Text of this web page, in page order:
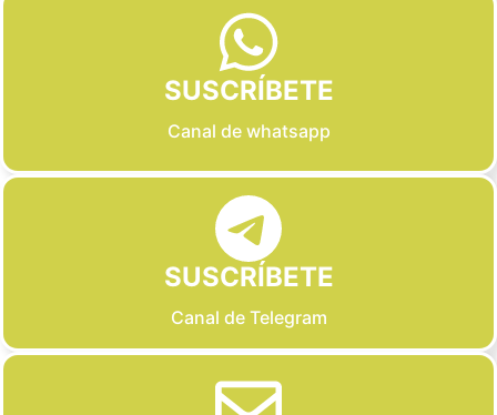
SUSCRÍBETE
Canal de whatsapp
SUSCRÍBETE
Canal de Telegram